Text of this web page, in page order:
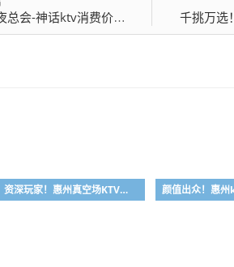
-神话ktv消费价格点评 千挑万选
资深玩家！惠州真空场KTV是干嘛的-首选大富豪酒店KTV会所消费行情推荐